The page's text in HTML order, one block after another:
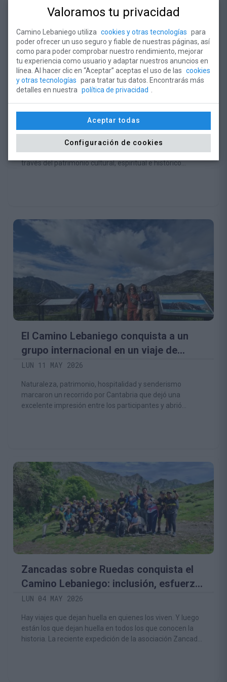
La Fundación Camino Lebaniego y la
diócesis de Oviedo refuerzan la
colaboración en torno a los Caminos
del Norte
El encuentro celebrado en Santander pone en valor los
itinerarios históricos que unen Cantabria y Asturias a
través del patrimonio cultural, espiritual e histórico
El Camino Lebaniego conquista a un
grupo internacional en un viaje de
prensa lleno de experiencias auténticas
LUN 11 MAY 2026
Naturaleza, patrimonio, hospitalidad y senderismo
marcaron un recorrido por Cantabria que dejó una
excelente impresión entre los participantes y abrió
Zancadas sobre Ruedas conquista el
Camino Lebaniego: inclusión, esfuerzo
y emoción hasta Santo Toribio
LUN 04 MAY 2026
Hay viajes que dejan huella en quienes los viven. Y luego
están los que dejan huella en todos los que conocen la
historia. La reciente expedición de la asociación Zancadas
Valoramos tu privacidad
Camino Lebaniego utiliza cookies y otras tecnologías para
poder ofrecer un uso seguro y fiable de nuestras páginas, así
como para poder comprobar nuestro rendimiento, mejorar
tu experiencia como usuario y adaptar nuestros anuncios en
línea. Al hacer clic en “Aceptar” aceptas el uso de las cookies
y otras tecnologías para tratar tus datos. Encontrarás más
detalles en nuestra política de privacidad
Aceptar todas
Configuración de cookies